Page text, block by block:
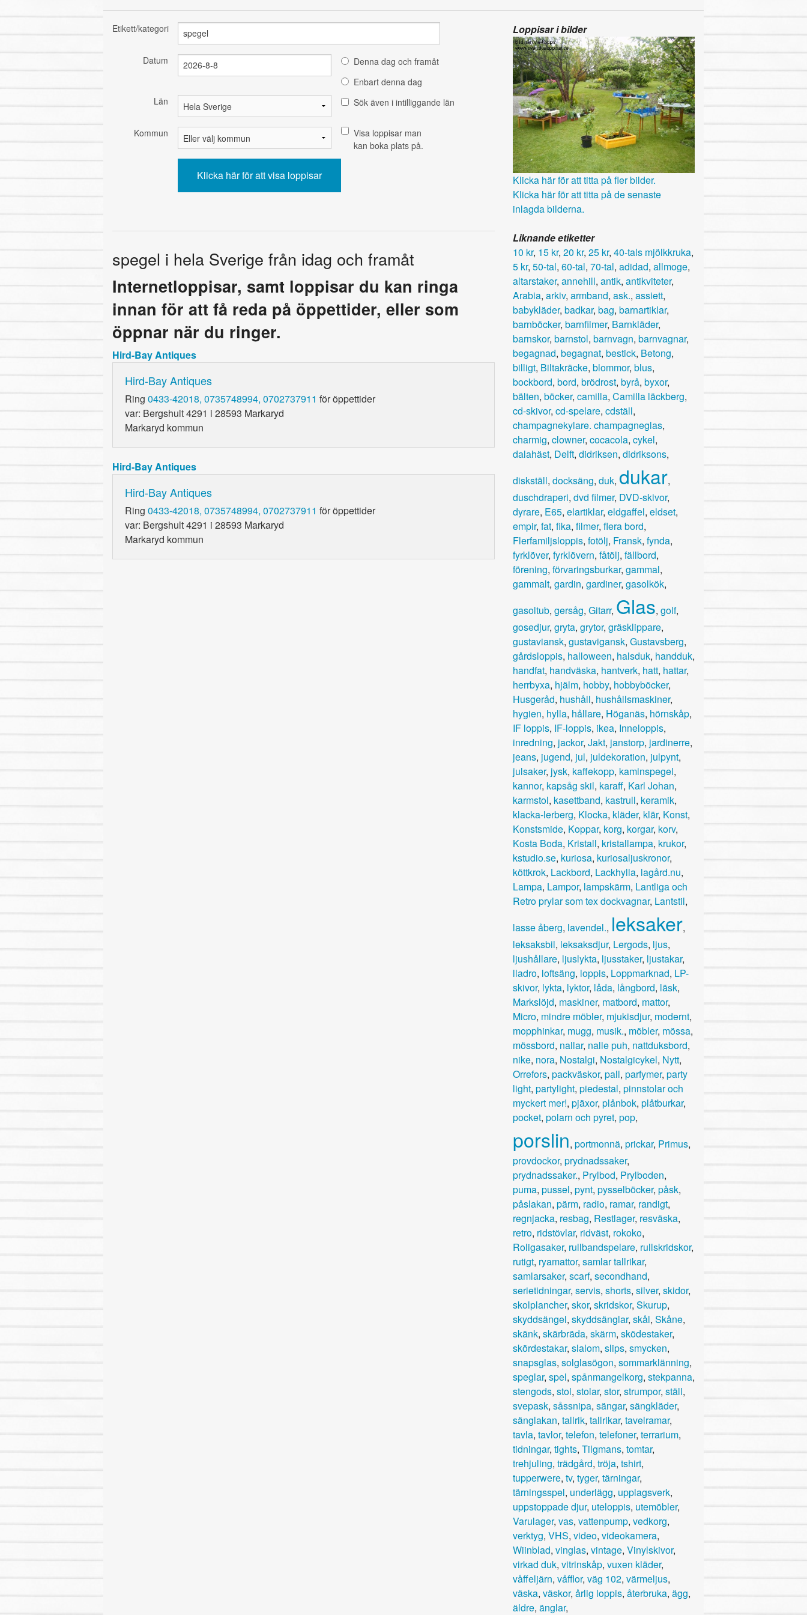
Etikett/kategori
Datum
Denna dag och framåt
Enbart denna dag
Län
Sök även i intilliggande län
Kommun
Visa loppisar man
kan boka plats på.
spegel i hela Sverige från idag och framåt
Internetloppisar, samt loppisar du kan ringa
innan för att få reda på öppettider, eller som
öppnar när du ringer.
Hird-Bay Antiques
Hird-Bay Antiques
Ring 0433-42018, 0735748994, 0702737911 för öppettider
var: Bergshult 4291 i 28593 Markaryd
Markaryd kommun
Hird-Bay Antiques
Hird-Bay Antiques
Ring 0433-42018, 0735748994, 0702737911 för öppettider
var: Bergshult 4291 i 28593 Markaryd
Markaryd kommun
Loppisar i bilder
Klicka här för att titta på fler bilder.
Klicka här för att titta på de senaste
inlagda bilderna.
Liknande etiketter
10 kr, 15 kr, 20 kr, 25 kr, 40-tals mjölkkruka,
5 kr, 50-tal, 60-tal, 70-tal, adidad, allmoge,
altarstaker, annehill, antik, antikviteter,
Arabia, arkiv, armband, ask., assiett,
babykläder, badkar, bag, barnartiklar,
barnböcker, barnfilmer, Barnkläder,
barnskor, barnstol, barnvagn, barnvagnar,
begagnad, begagnat, bestick, Betong,
billigt, Biltakräcke, blommor, blus,
bockbord, bord, brödrost, byrå, byxor,
bälten, böcker, camilla, Camilla läckberg,
cd-skivor, cd-spelare, cdställ,
champagnekylare. champagneglas,
charmig, clowner, cocacola, cykel,
dalahäst, Delft, didriksen, didriksons,
diskställ, docksäng, duk, dukar,
duschdraperi, dvd filmer, DVD-skivor,
dyrare, E65, elartiklar, eldgaffel, eldset,
empir, fat, fika, filmer, flera bord,
Flerfamiljsloppis, fotölj, Fransk, fynda,
fyrklöver, fyrklövern, fåtölj, fällbord,
förening, förvaringsburkar, gammal,
gammalt, gardin, gardiner, gasolkök,
gasoltub, gersåg, Gitarr, Glas, golf,
gosedjur, gryta, grytor, gräsklippare,
gustaviansk, gustavigansk, Gustavsberg,
gårdsloppis, halloween, halsduk, handduk,
handfat, handväska, hantverk, hatt, hattar,
herrbyxa, hjälm, hobby, hobbyböcker,
Husgeråd, hushåll, hushållsmaskiner,
hygien, hylla, hållare, Höganäs, hörnskåp,
IF loppis, IF-loppis, ikea, Inneloppis,
inredning, jackor, Jakt, janstorp, jardinerre,
jeans, jugend, jul, juldekoration, julpynt,
julsaker, jysk, kaffekopp, kaminspegel,
kannor, kapsåg skil, karaff, Karl Johan,
karmstol, kasettband, kastrull, keramik,
klacka-lerberg, Klocka, kläder, klär, Konst,
Konstsmide, Koppar, korg, korgar, korv,
Kosta Boda, Kristall, kristallampa, krukor,
kstudio.se, kuriosa, kuriosaljuskronor,
köttkrok, Lackbord, Lackhylla, lagård.nu,
Lampa, Lampor, lampskärm, Lantliga och
Retro prylar som tex dockvagnar, Lantstil,
lasse åberg, lavendel., leksaker,
leksaksbil, leksaksdjur, Lergods, ljus,
ljushållare, ljuslykta, ljusstaker, ljustakar,
lladro, loftsäng, loppis, Loppmarknad, LP-
skivor, lykta, lyktor, låda, långbord, läsk,
Markslöjd, maskiner, matbord, mattor,
Micro, mindre möbler, mjukisdjur, modernt,
mopphinkar, mugg, musik., möbler, mössa,
mössbord, nallar, nalle puh, nattduksbord,
nike, nora, Nostalgi, Nostalgicykel, Nytt,
Orrefors, packväskor, pall, parfymer, party
light, partylight, piedestal, pinnstolar och
myckert mer!, pjäxor, plånbok, plåtburkar,
pocket, polarn och pyret, pop,
porslin, portmonnä, prickar, Primus,
provdockor, prydnadssaker,
prydnadssaker., Prylbod, Prylboden,
puma, pussel, pynt, pysselböcker, påsk,
påslakan, pärm, radio, ramar, randigt,
regnjacka, resbag, Restlager, resväska,
retro, ridstövlar, ridväst, rokoko,
Roligasaker, rullbandspelare, rullskridskor,
rutigt, ryamattor, samlar tallrikar,
samlarsaker, scarf, secondhand,
serietidningar, servis, shorts, silver, skidor,
skolplancher, skor, skridskor, Skurup,
skyddsängel, skyddsänglar, skål, Skåne,
skänk, skärbräda, skärm, sködestaker,
skördestakar, slalom, slips, smycken,
snapsglas, solglasögon, sommarklänning,
speglar, spel, spånmangelkorg, stekpanna,
stengods, stol, stolar, stor, strumpor, ställ,
svepask, såssnipa, sängar, sängkläder,
sänglakan, tallrik, tallrikar, tavelramar,
tavla, tavlor, telefon, telefoner, terrarium,
tidningar, tights, Tilgmans, tomtar,
trehjuling, trädgård, tröja, tshirt,
tupperwere, tv, tyger, tärningar,
tärningsspel, underlägg, upplagsverk,
uppstoppade djur, uteloppis, utemöbler,
Varulager, vas, vattenpump, vedkorg,
verktyg, VHS, video, videokamera,
Wiinblad, vinglas, vintage, Vinylskivor,
virkad duk, vitrinskåp, vuxen kläder,
våffeljärn, våfflor, väg 102, värmeljus,
väska, väskor, årlig loppis, återbruka, ägg,
äldre, änglar,